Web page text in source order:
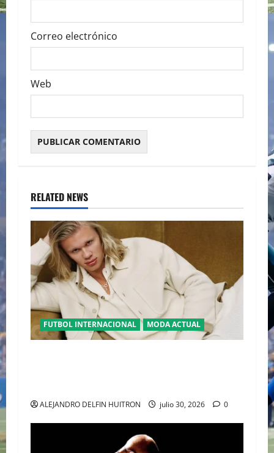
Correo electrónico
Web
RELATED NEWS
FUTBOL INTERNACIONAL MODA ACTUAL
ALEJANDRO DELFIN HUITRON julio 30, 2026 0